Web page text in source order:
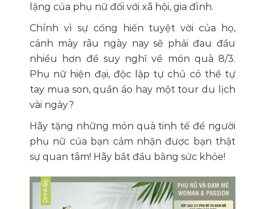
lặng của phụ nữ đối với xã hội, gia đình.
Chính vì sự cống hiến tuyệt vời của họ,
cánh mày râu ngày nay sẽ phải đau đầu
nhiều hơn để suy nghĩ về món quà 8/3.
Phụ nữ hiện đại, độc lập tự chủ có thể tự
tay mua son, quần áo hay một tour du lịch
vài ngày?
Hãy tặng những món quà tinh tế để người
phụ nữ của bạn cảm nhận được bạn thật
sự quan tâm! Hãy bắt đầu bằng sức khỏe!